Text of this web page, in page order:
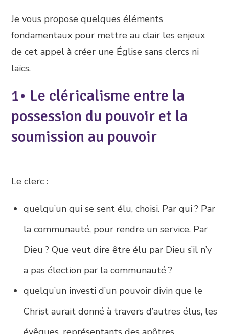
Je vous propose quelques éléments
fondamentaux pour mettre au clair les enjeux
de cet appel à créer une Église sans clercs ni
laïcs.
1• Le cléricalisme entre la
possession du pouvoir et la
soumission au pouvoir
Le clerc :
quelqu’un qui se sent élu, choisi. Par qui ? Par
la communauté, pour rendre un service. Par
Dieu ? Que veut dire être élu par Dieu s’il n’y
a pas élection par la communauté ?
quelqu’un investi d’un pouvoir divin que le
Christ aurait donné à travers d’autres élus, les